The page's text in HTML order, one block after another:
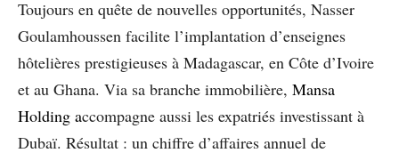
Toujours en quête de nouvelles opportunités, Nasser
Goulamhoussen facilite l’implantation d’enseignes
hôtelières prestigieuses à Madagascar, en Côte d’Ivoire
et au Ghana. Via sa branche immobilière, Mansa
Holding accompagne aussi les expatriés investissant à
Dubaï. Résultat : un chiffre d’affaires annuel de